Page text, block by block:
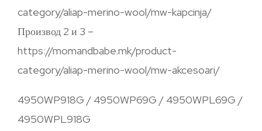
category/aliap-merino-wool/mw-kapcinja/
Производ 2 и 3 –
https://momandbabe.mk/product-
category/aliap-merino-wool/mw-akcesoari/
4950WP918G / 4950WP69G / 4950WPL69G /
4950WPL918G